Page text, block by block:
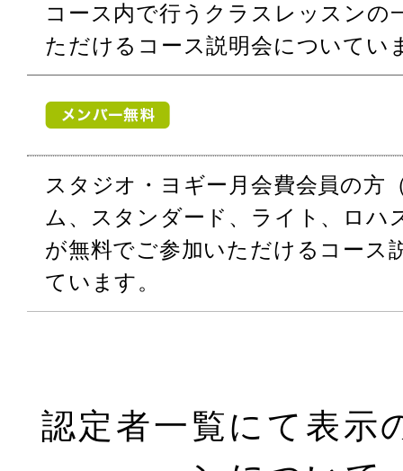
コース内で行うクラスレッスンの
ただけるコース説明会についてい
スタジオ・ヨギー月会費会員の方
ム、スタンダード、ライト、ロハ
が無料でご参加いただけるコース
ています。
認定者一覧にて表示